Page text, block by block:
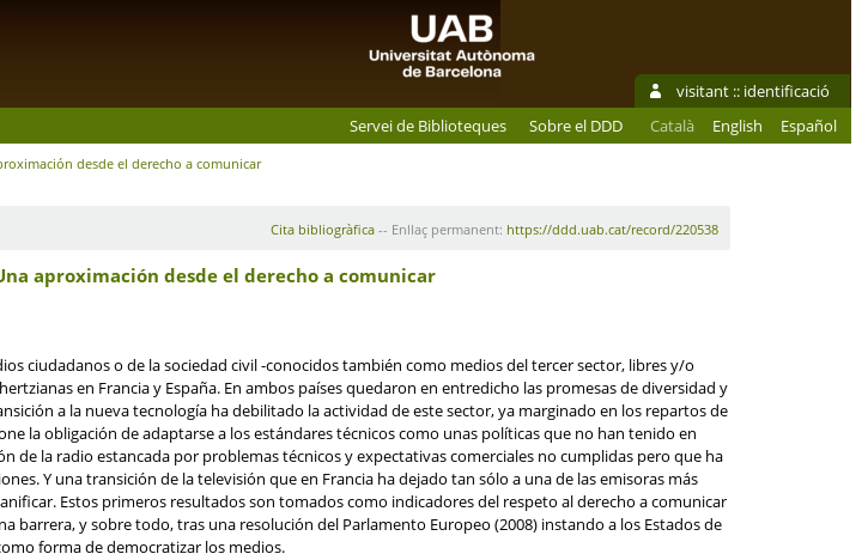
visitant :: identificació
Servei de Biblioteques Sobre el DDD Català English Español
desde el derecho a comunicar
Cita bibliogràfica-- Enllaç permanent: https://ddd.uab.cat/record/220538
aproximación desde el derecho a comunicar
ciudadanos o de la sociedad civil -conocidos también como medios del tercer sector, libres y/o
en Francia y España. En ambos países quedaron en entredicho las promesas de diversidad y
a la nueva tecnología ha debilitado la actividad de este sector, ya marginado en los repartos de
la obligación de adaptarse a los estándares técnicos como unas políticas que no han tenido en
de la radio estancada por problemas técnicos y expectativas comerciales no cumplidas pero que ha
Y una transición de la televisión que en Francia ha dejado tan sólo a una de las emisoras más
Estos primeros resultados son tomados como indicadores del respeto al derecho a comunicar
barrera, y sobre todo, tras una resolución del Parlamento Europeo (2008) instando a los Estados de
forma de democratizar los medios.